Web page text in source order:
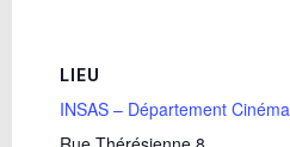
LIEU
INSAS – Département Cinéma